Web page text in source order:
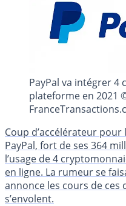
PayPal va intégrer 4
plateforme en 2021
Coup d’accélérateur pour
PayPal, fort de ses 364
l’usage de 4
en ligne. La rumeur se
annonce les cours de
s’envolent.